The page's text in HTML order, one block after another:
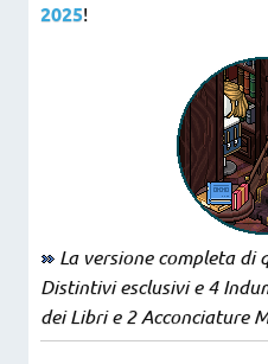
2025!
La versione completa di
Distintivi esclusivi e 4
dei Libri e 2 Acconciature